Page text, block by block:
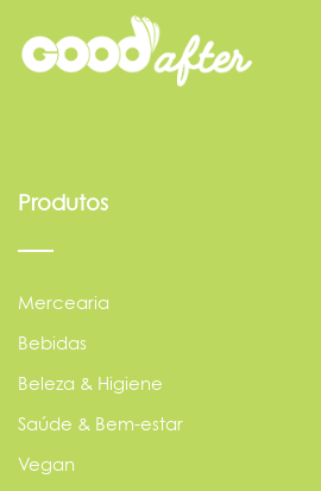
Produtos
Mercearia
Bebidas
Beleza & Higiene
Saúde & Bem-estar
Vegan